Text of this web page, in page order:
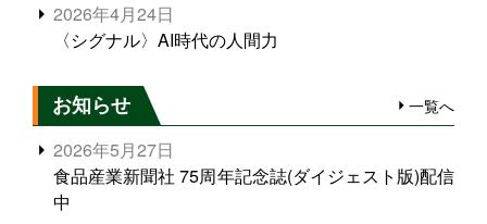
2026年4月24日
〈シグナル〉AI時代の人間力
お知らせ 一覧へ
2026年5月27日
食品産業新聞社 75周年記念誌(ダイジェスト版)配信
中